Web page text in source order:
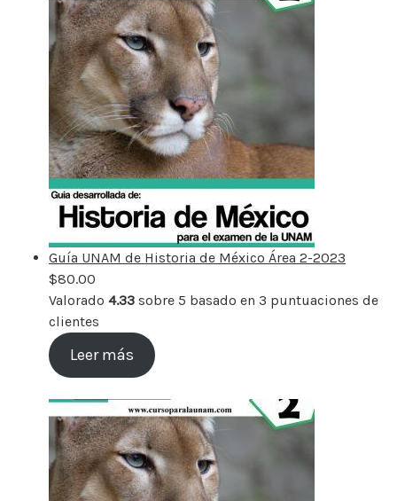
Guía UNAM de Historia de México Área 2-2023
$80.00
Valorado 4.33 sobre 5 basado en 3 puntuaciones de
clientes
Leer más